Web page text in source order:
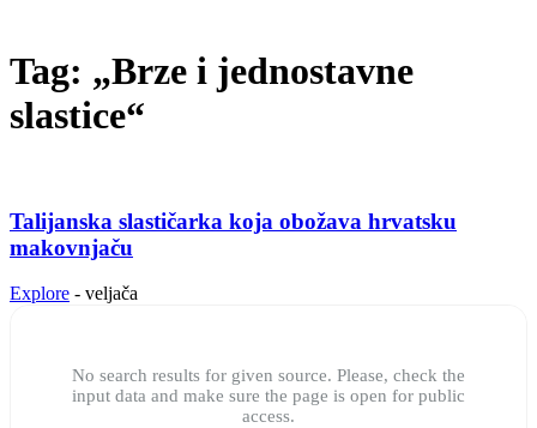
Tag: „Brze i jednostavne
slastice“
Talijanska slastičarka koja obožava hrvatsku
makovnjaču
Explore - veljača
No search results for given source. Please, check the
input data and make sure the page is open for public
access.